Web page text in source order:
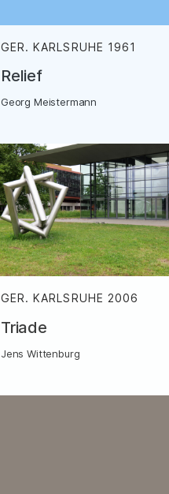
GER. KARLSRUHE 1961
Relief
Georg Meistermann
GER. KARLSRUHE 2006
Triade
Jens Wittenburg